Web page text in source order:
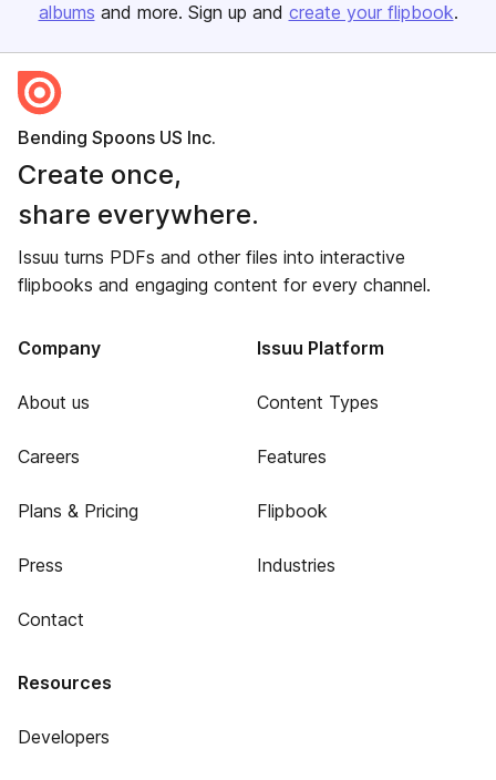
albums and more. Sign up and create your flipbook.
Bending Spoons US Inc.
Create once,
share everywhere.
Issuu turns PDFs and other files into interactive
flipbooks and engaging content for every channel.
Company
About us
Careers
Plans & Pricing
Press
Contact
Issuu Platform
Content Types
Features
Flipbook
Industries
Resources
Developers